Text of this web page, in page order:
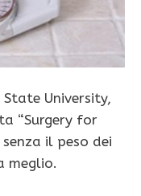
University,
“Surgery for
il peso dei
meglio.